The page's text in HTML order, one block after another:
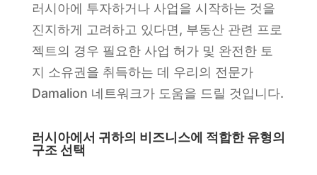
러시아에 투자하거나 사업을 시작하는 것을
진지하게 고려하고 있다면, 부동산 관련 프로
젝트의 경우 필요한 사업 허가 및 완전한 토
지 소유권을 취득하는 데 우리의 전문가
Damalion 네트워크가 도움을 드릴 것입니다.
러시아에서 귀하의 비즈니스에 적합한 유형의
구조 선택